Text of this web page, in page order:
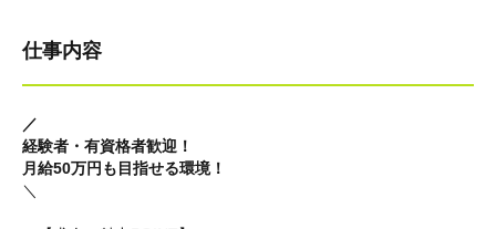
仕事内容
／
経験者・有資格者歓迎！
月給50万円も目指せる環境！
＼